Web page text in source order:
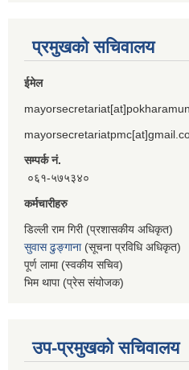
प्रमुखको सचिवालय
ईमेल
सम्पर्क नं.
०६१-५७५३४०
कर्मचारीहरु
डिल्ली राम गिरी (प्रशासकीय अधिकृत)
सुवास ढुङ्गाना(सूचना प्रविधि अधिकृत)
पूर्ण लामा (स्वकीय सचिव)
भिम थापा (प्रेस संयोजक)
उप-प्रमुखको सचिवालय